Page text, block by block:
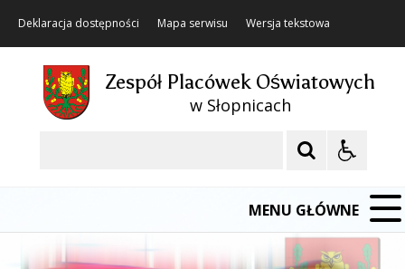
Deklaracja dostępności Mapa serwisu Wersja tekstowa
Zespół Placówek Oświatowych
w Słopnicach
MENU GŁÓWNE